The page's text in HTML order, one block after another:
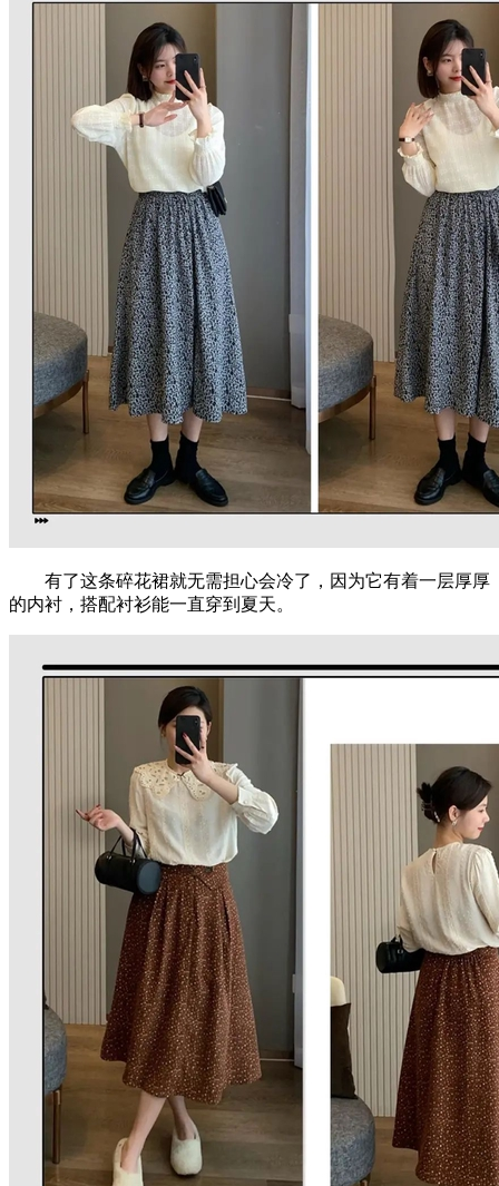
有了这条碎花裙就无需担心会冷了，因为它有着一层厚厚
的内衬，搭配衬衫能一直穿到夏天。